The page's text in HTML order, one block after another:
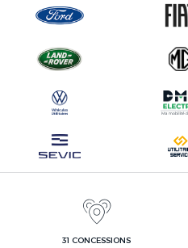
31 CONCESSIONS